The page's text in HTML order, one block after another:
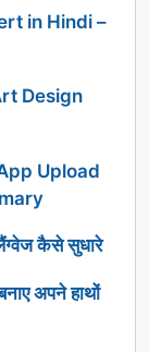
in Hindi –
Design
Upload
कैसे सुधारे
अपने हाथों